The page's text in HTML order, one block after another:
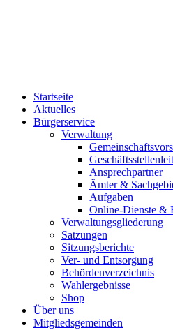
Startseite
Aktuelles
Bürgerservice
Verwaltung
Ansprechpartner
Ämter &
Aufgaben
Online-Dienste &
Verwaltungsgliederung
Satzungen
Sitzungsberichte
Ver- und Entsorgung
Behördenverzeichnis
Wahlergebnisse
Shop
Über uns
Mitgliedsgemeinden